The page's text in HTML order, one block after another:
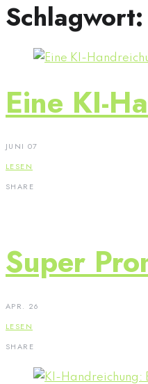
Schlagwort:
Eine KI-
JUNI 07
LESEN
SHARE
Super
APR. 26
LESEN
SHARE